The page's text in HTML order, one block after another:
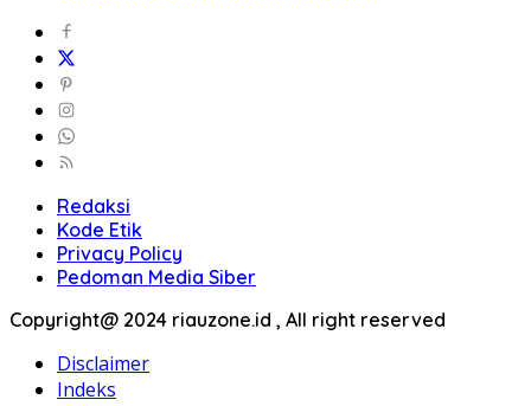
Redaksi
Kode Etik
Privacy Policy
Pedoman Media Siber
Copyright@ 2024 riauzone.id , All right reserved
Disclaimer
Indeks